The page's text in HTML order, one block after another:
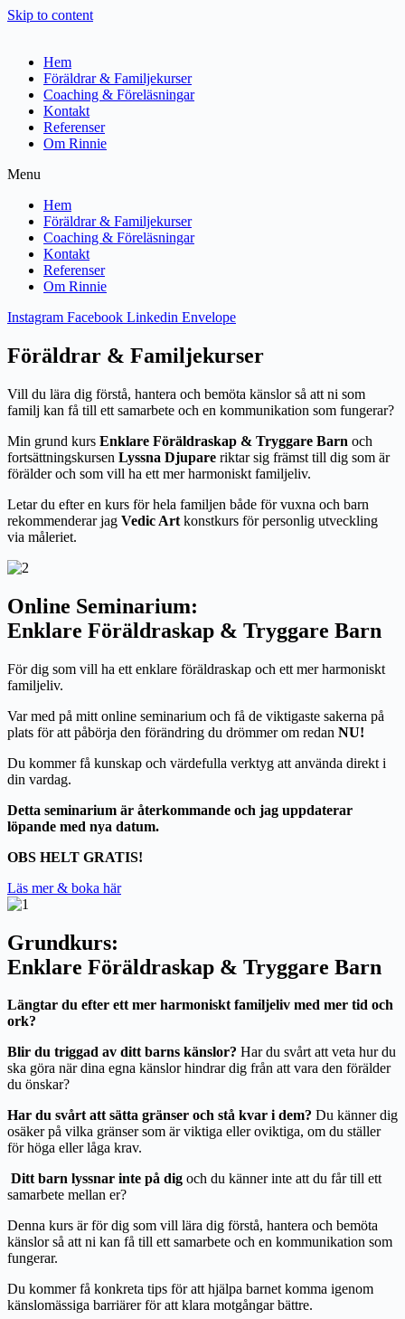
Skip to content
Hem
Föräldrar & Familjekurser
Coaching & Föreläsningar
Kontakt
Referenser
Om Rinnie
Menu
Hem
Föräldrar & Familjekurser
Coaching & Föreläsningar
Kontakt
Referenser
Om Rinnie
Instagram Facebook Linkedin Envelope
Föräldrar & Familjekurser
Vill du lära dig förstå, hantera och bemöta känslor så att ni som
familj kan få till ett samarbete och en kommunikation som fungerar?
Min grund kurs Enklare Föräldraskap & Tryggare Barn och
fortsättningskursen Lyssna Djupare riktar sig främst till dig som är
förälder och som vill ha ett mer harmoniskt familjeliv.
Letar du efter en kurs för hela familjen både för vuxna och barn
rekommenderar jag Vedic Art konstkurs för personlig utveckling
via måleriet.
Online Seminarium:
Enklare Föräldraskap & Tryggare Barn
För dig som vill ha ett enklare föräldraskap och ett mer harmoniskt
familjeliv.
Var med på mitt online seminarium och få de viktigaste sakerna på
plats för att påbörja den förändring du drömmer om redan NU!
Du kommer få kunskap och värdefulla verktyg att använda direkt i
din vardag.
Detta seminarium är återkommande och jag uppdaterar
löpande med nya datum.
OBS HELT GRATIS!
Läs mer & boka här
Grundkurs:
Enklare Föräldraskap & Tryggare Barn
Längtar du efter ett mer harmoniskt familjeliv med mer tid och
ork?
Blir du triggad av ditt barns känslor? Har du svårt att veta hur du
ska göra när dina egna känslor hindrar dig från att vara den förälder
du önskar?
Har du svårt att sätta gränser och stå kvar i dem? Du känner dig
osäker på vilka gränser som är viktiga eller oviktiga, om du ställer
för höga eller låga krav.
Ditt barn lyssnar inte på dig och du känner inte att du får till ett
samarbete mellan er?
Denna kurs är för dig som vill lära dig förstå, hantera och bemöta
känslor så att ni kan få till ett samarbete och en kommunikation som
fungerar.
Du kommer få konkreta tips för att hjälpa barnet komma igenom
känslomässiga barriärer för att klara motgångar bättre.